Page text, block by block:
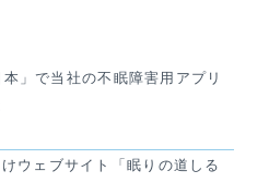
」で当社の不眠障害用アプリ
ウェブサイト「眠りの道しる